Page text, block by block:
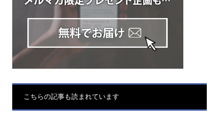
こちらの記事も読まれています